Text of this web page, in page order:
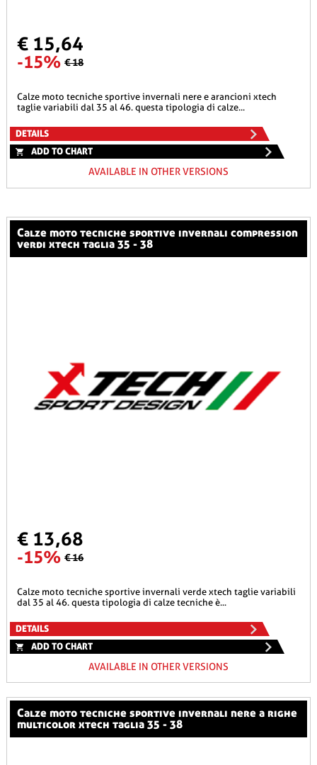
€ 15,64
-15% € 18
calze moto tecniche sportive invernali nere e arancioni xtech
taglie variabili dal 35 al 46. questa tipologia di calze...
DETAILS
ADD TO CHART
AVAILABLE IN OTHER VERSIONS
calze moto tecniche sportive invernali compression
verdi xtech taglia 35 - 38
€ 13,68
-15% € 16
calze moto tecniche sportive invernali verde xtech taglie variabili
dal 35 al 46. questa tipologia di calze tecniche è...
DETAILS
ADD TO CHART
AVAILABLE IN OTHER VERSIONS
calze moto tecniche sportive invernali nere a righe
multicolor xtech taglia 35 - 38